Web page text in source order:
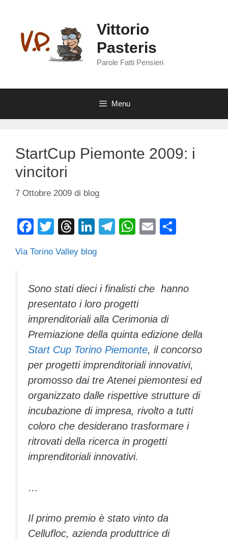
contenuto
Vittorio
Pasteris
Parole Fatti Pensieri
Menu
StartCup Piemonte 2009: i
vincitori
7 Ottobre 2009 di blog
F
c
b
o
o
k
T
tt
T
e
d
s
Li
k
dI
n
T
a
m
W
A
p
p
E
vi
Via Torino Valley blog
Sono stati dieci i finalisti che hanno
presentato i loro progetti
imprenditoriali alla Cerimonia di
Premiazione della quinta edizione della
Start Cup Torino Piemonte, il concorso
per progetti imprenditoriali innovativi,
promosso dai tre Atenei piemontesi ed
organizzato dalle rispettive strutture di
incubazione di impresa, rivolto a tutti
coloro che desiderano trasformare i
ritrovati della ricerca in progetti
imprenditoriali innovativi.
…
Il primo premio è stato vinto da
Cellufloc, azienda produttrice di